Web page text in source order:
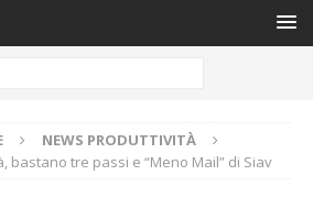
NEWS PRODUTTIVITÀ
bastano tre passi e “Meno Mail” di Siav